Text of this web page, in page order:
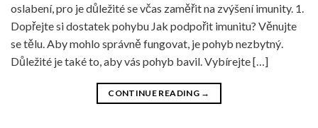
oslabení, pro je důležité se včas zaměřit na zvýšení imunity. 1.
Dopřejte si dostatek pohybu Jak podpořit imunitu? Věnujte
se tělu. Aby mohlo správně fungovat, je pohyb nezbytný.
Důležité je také to, aby vás pohyb bavil. Vybírejte […]
CONTINUE READING →